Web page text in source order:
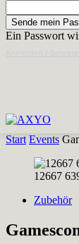
Ein Passwort
Start Events
12667
Zubehör